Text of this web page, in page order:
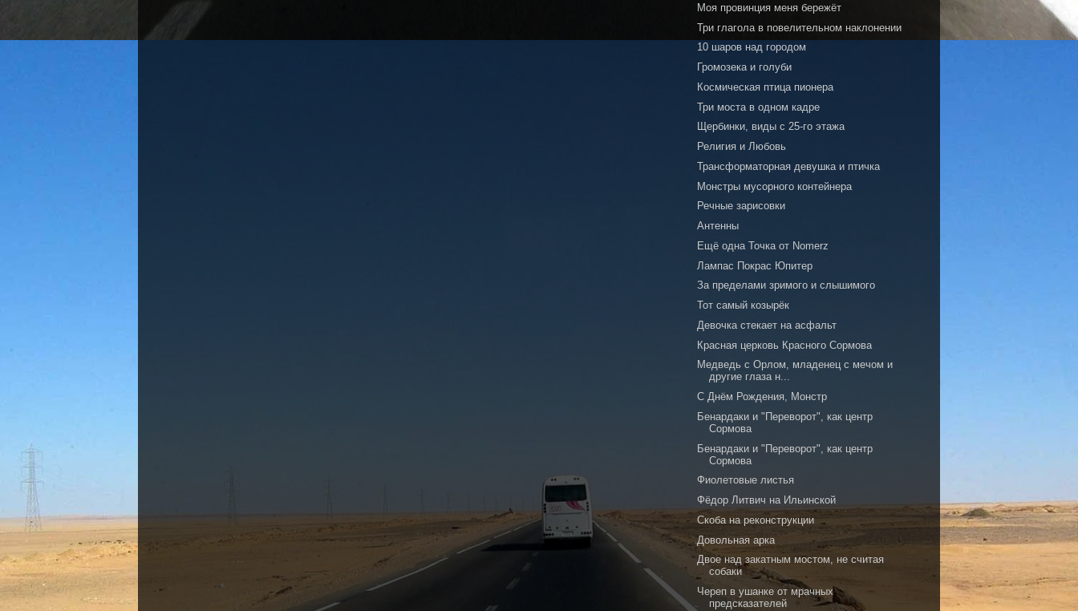
Моя провинция меня бережёт
Три глагола в повелительном наклонении
10 шаров над городом
Громозека и голуби
Космическая птица пионера
Три моста в одном кадре
Щербинки, виды с 25-го этажа
Религия и Любовь
Трансформаторная девушка и птичка
Монстры мусорного контейнера
Речные зарисовки
Антенны
Ещё одна Точка от Nomerz
Лампас Покрас Юпитер
За пределами зримого и слышимого
Тот самый козырёк
Девочка стекает на асфальт
Красная церковь Красного Сормова
Медведь с Орлом, младенец с мечом и
другие глаза н...
С Днём Рождения, Монстр
Бенардаки и "Переворот", как центр
Сормова
Бенардаки и "Переворот", как центр
Сормова
Фиолетовые листья
Фёдор Литвич на Ильинской
Скоба на реконструкции
Довольная арка
Двое над закатным мостом, не считая
собаки
Череп в ушанке от мрачных
предсказателей